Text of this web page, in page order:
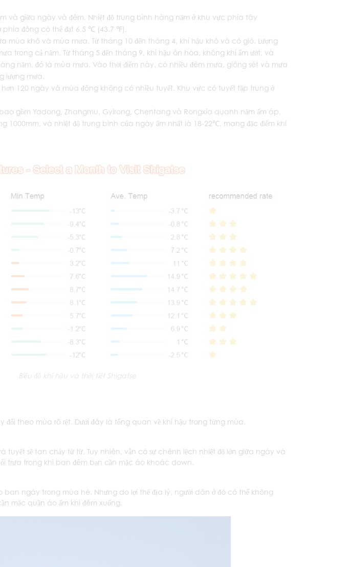
và giữa ngày và đêm. Nhiệt độ trung bình hàng năm ở khu vực phía tây
đông có thể đạt 6.5 ℃ (43.7 ℉).
mùa khô và mùa mưa. Từ tháng 10 đến tháng 4, khí hậu khô và có gió. Lượng
trong cả năm. Từ tháng 5 đến tháng 9, khí hậu ôn hòa, không khí ẩm ướt, và
năm, đó là mùa mưa. Vào thời điểm này, có nhiều đêm mưa, giông sét và mưa
lượng mưa.
120 ngày và mùa đông không có nhiều tuyết. Khu vực có tuyết tập trung ở
gồm Yadong, Zhangmu, Gyirong, Chentang và Rongxia quanh năm ấm áp,
1000mm, và nhiệt độ trung bình của ngày ấm nhất là 18-22℃, mang đặc điểm khí
Biểu đồ khí hậu và thời tiết Shigatse
đổi theo mùa rõ rệt. Dưới đây là tổng quan về khí hậu trong từng mùa.
tuyết sẽ tan chảy từ từ. Tuy nhiên, vẫn có sự chênh lệch nhiệt độ lớn giữa ngày và
trưa trong khi ban đêm bạn cần mặc áo khoác down.
ban ngày trong mùa hè. Nhưng do lợi thế địa lý, người dân ở đó có thể không
mặc quần áo ấm khi đêm xuống.